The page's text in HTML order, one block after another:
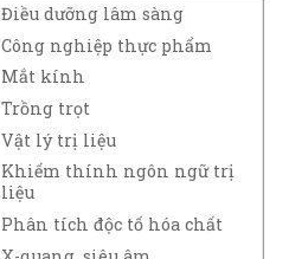
Điều dưỡng lâm sàng
Công nghiệp thực phẩm
Mắt kính
Trồng trọt
Vật lý trị liệu
Khiếm thính ngôn ngữ trị
liệu
Phân tích độc tố hóa chất